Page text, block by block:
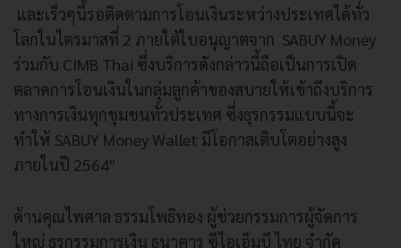
และเร็วๆนี้รอติดตามการโอนเงินระหว่างประเทศได้ทั่ว
โลกในไตรมาสที่ 2 ภายใต้ใบอนุญาตจาก SABUY Money
ร่วมกับ CIMB Thai ซึ่งบริการดังกล่าวนี้ถือเป็นการเปิด
ตลาดการโอนเงินในกลุ่มลูกค้าของสบายให้เข้าถึงบริการ
ทางการเงินทุกชุมชนทั่วประเทศ ซึ่งธุรกรรมแบบนี้จะ
ทำให้ SABUY Money Wallet มีโอกาสเติบโตอย่างสูง
ภายในปี 2564"
ด้านคุณไพศาล ธรรมโพธิทอง ผู้ช่วยกรรมการผู้จัดการ
ใหญ่ ธุรกรรมการเงิน ธนาคาร ซีไอเอ็มบี ไทย จำกัด